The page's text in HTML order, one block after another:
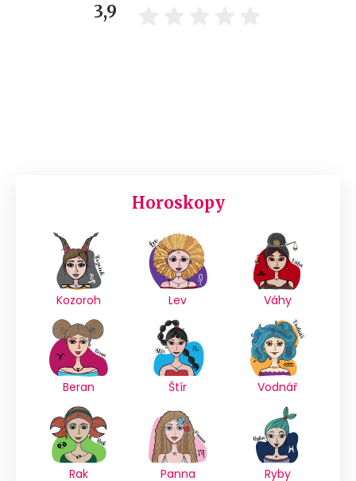
3,9
Horoskopy
Kozoroh Lev Váhy
Beran Štír Vodnář
Rak Panna Ryby